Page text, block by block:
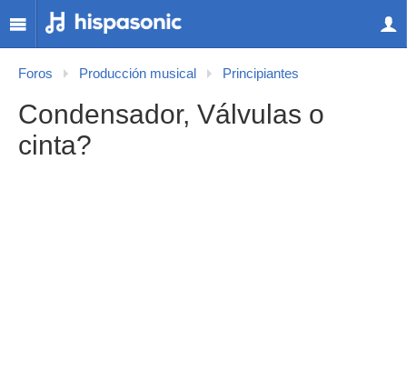
Foros Producción musical Principiantes
Condensador, Válvulas o
cinta?